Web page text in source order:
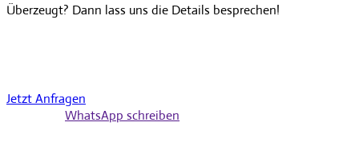
Überzeugt? Dann lass uns die Details besprechen!
Jetzt Anfragen
WhatsApp schreiben